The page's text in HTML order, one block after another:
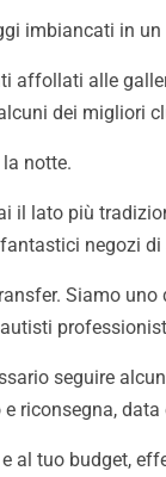
imbiancati in
affollati alle
dei migliori
notte.
il lato più
negozi
Siamo
autisti
seguire
riconsegna, data
al tuo budget,